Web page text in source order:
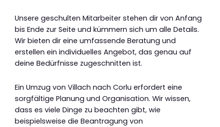
Unsere geschulten Mitarbeiter stehen dir von Anfang
bis Ende zur Seite und kümmern sich um alle Details.
Wir bieten dir eine umfassende Beratung und
erstellen ein individuelles Angebot, das genau auf
deine Bedürfnisse zugeschnitten ist.
Ein Umzug von Villach nach Corlu erfordert eine
sorgfältige Planung und Organisation. Wir wissen,
dass es viele Dinge zu beachten gibt, wie
beispielsweise die Beantragung von